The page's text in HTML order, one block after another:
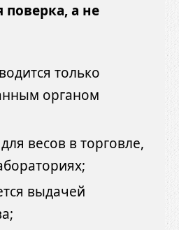
поверка, а не
только
органом
весов в торговле,
выдачей